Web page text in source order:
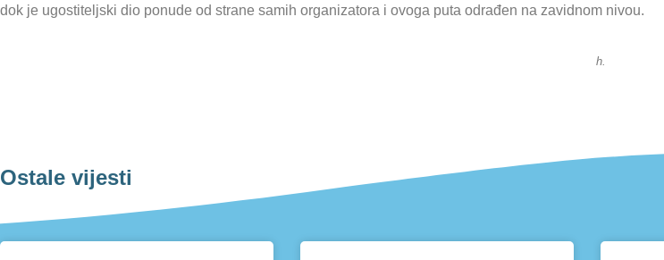
dok je ugostiteljski dio ponude od strane samih organizatora i ovoga puta odrađen na zavidnom nivou.
h.
Ostale vijesti